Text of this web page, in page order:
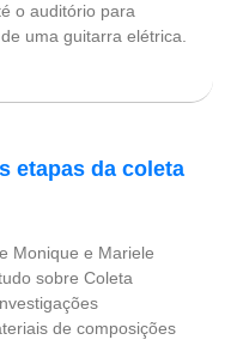
o auditório para
uma guitarra elétrica.
etapas da coleta
Monique e Mariele
sobre Coleta
de composições